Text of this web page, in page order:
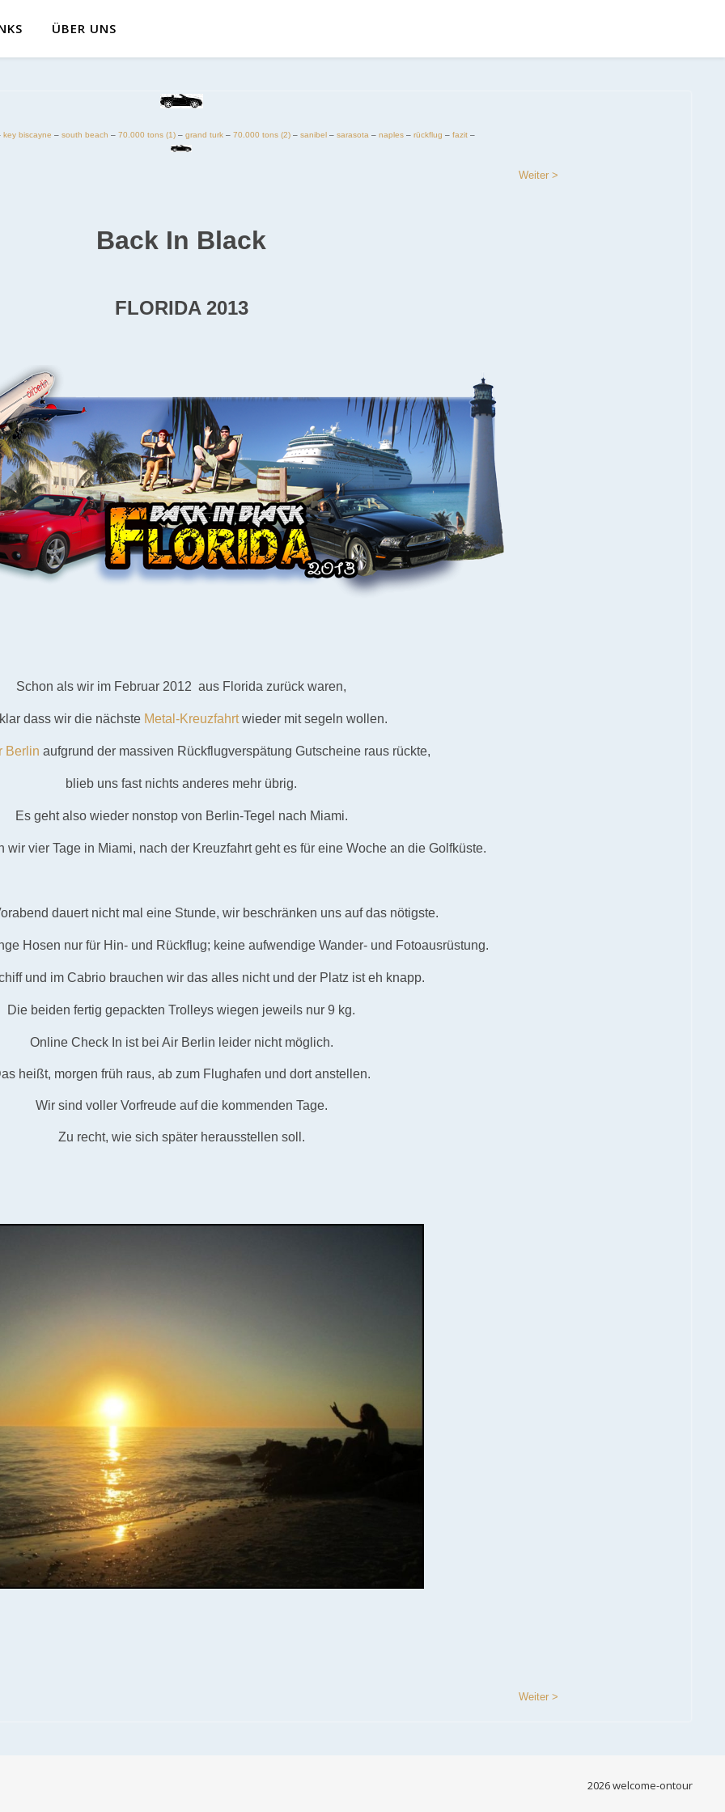
ÜBER UNS
key biscayne – south beach – 70.000 tons (1)– grand turk– 70.000 tons (2)– sanibel– sarasota – naples– rückflug – fazit–
Weiter >
Back In Black
FLORIDA 2013
Schon als wir im Februar 2012 aus Florida zurück waren,
dass wir die nächste Metal-Kreuzfahrtwieder mit segeln wollen.
Berlin aufgrund der massiven Rückflugverspätung Gutscheine raus rückte,
blieb uns fast nichts anderes mehr übrig.
Es geht also wieder nonstop von Berlin-Tegel nach Miami.
wir vier Tage in Miami, nach der Kreuzfahrt geht es für eine Woche an die Golfküste.
dauert nicht mal eine Stunde, wir beschränken uns auf das nötigste.
Hosen nur für Hin- und Rückflug; keine aufwendige Wander- und Fotoausrüstung.
und im Cabrio brauchen wir das alles nicht und der Platz ist eh knapp.
Die beiden fertig gepackten Trolleys wiegen jeweils nur 9 kg.
Online Check In ist bei Air Berlin leider nicht möglich.
heißt, morgen früh raus, ab zum Flughafen und dort anstellen.
Wir sind voller Vorfreude auf die kommenden Tage.
Zu recht, wie sich später herausstellen soll.
Weiter >
2026 welcome-ontour